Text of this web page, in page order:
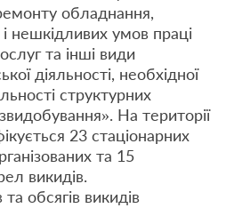
обладнання,
нешкідливих умов праці
та інші види
діяльності, необхідної
структурних
На території
23 стаціонарних
та 15
викидів.
обсягів викидів